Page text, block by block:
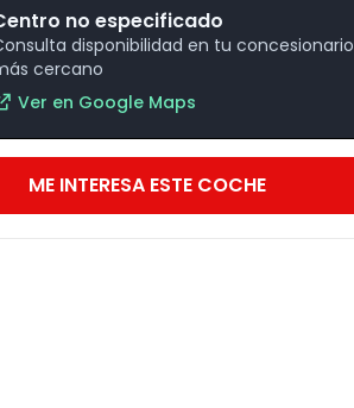
no especificado
disponibilidad en tu concesionario
cercano
Ver en Google Maps
ME INTERESA ESTE COCHE